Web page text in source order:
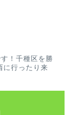
！千種区を勝
に行ったり来